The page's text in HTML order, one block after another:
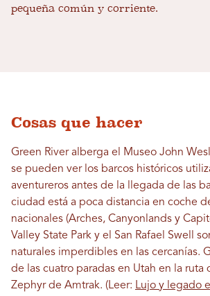
pequeña común y corriente.
Cosas que hacer
Green River alberga el Museo John
se pueden ver los barcos históricos
aventureros antes de la llegada de las
ciudad está a poca distancia en coche
nacionales (Arches, Canyonlands y
Valley State Park y el San Rafael Swell
naturales imperdibles en las cercanías.
de las cuatro paradas en Utah en la ruta
Zephyr de Amtrak. (Leer: Lujo y legado